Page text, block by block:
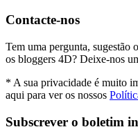
Contacte-nos
Tem uma pergunta, sugestão
os bloggers 4D? Deixe-nos
* A sua privacidade é muito
aqui para ver os nossos
Subscrever o boletim